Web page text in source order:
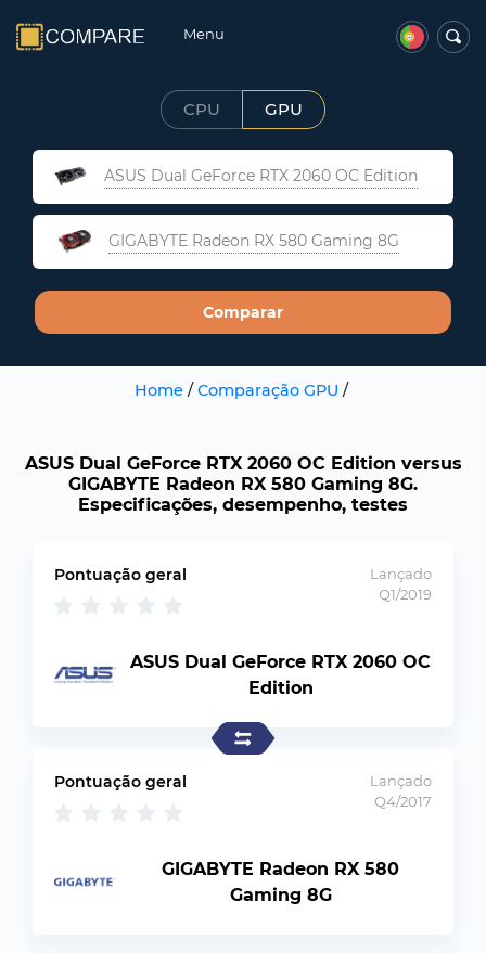
Menu
CPU GPU
ASUS Dual GeForce RTX 2060 OC Edition
GIGABYTE Radeon RX 580 Gaming 8G
Comparar
Home/ Comparação GPU /
ASUS Dual GeForce RTX 2060 OC Edition versus
GIGABYTE Radeon RX 580 Gaming 8G.
Especificações, desempenho, testes
Pontuação geral
Lançado
Q1/2019
ASUS Dual GeForce RTX 2060 OC
Edition
Lançado
Q4/2017
Pontuação geral
GIGABYTE Radeon RX 580
Gaming 8G